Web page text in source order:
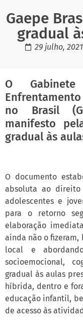
Gaepe
gradual
29 julho, 2021
O
no Brasil
manifesto
gradual às
O documento
absoluta ao
adolescentes e
para o retorno
elaboração
ainda não o
local e
socioemocional,
gradual às aulas
híbrida, dentro e
educação infantil,
de acesso às